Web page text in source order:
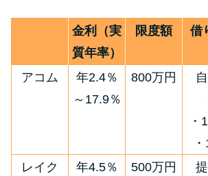
年収が低い＆他
落ちる？バンクイ
を分析
みずほ銀行カード
合わせ先とシー
金利（実
質年率）
限度額
借
アコム
年2.4％
～17.9％
800万円
・
レイク
年4.5％
500万円